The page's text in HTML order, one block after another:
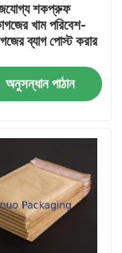
শকপ্রুফ
খাম পরিবেশ-
ব্যাগ পোস্ট করার
অনুসন্ধান পাঠান